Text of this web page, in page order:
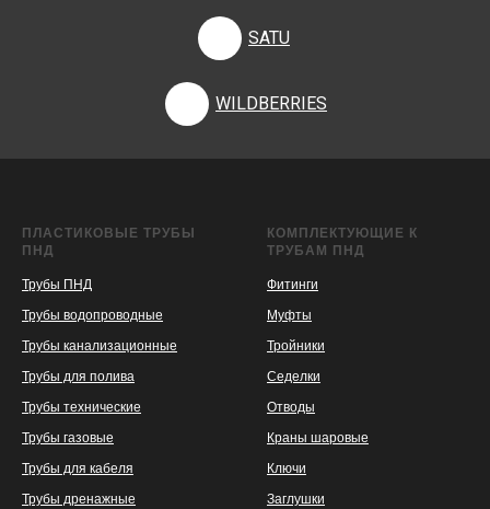
SATU
WILDBERRIES
ПЛАСТИКОВЫЕ ТРУБЫ
ПНД
Трубы ПНД
Трубы водопроводные
Трубы канализационные
Трубы для полива
Трубы технические
Трубы газовые
Трубы для кабеля
Трубы дренажные
КОМПЛЕКТУЮЩИЕ К
ТРУБАМ ПНД
Фитинги
Муфты
Тройники
Седелки
Отводы
Краны шаровые
Ключи
Заглушки